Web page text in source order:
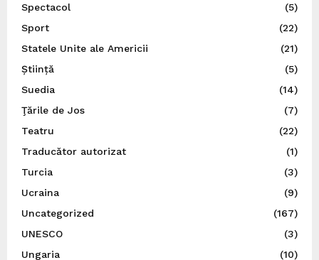
Spectacol
(5)
Sport
(22)
Statele Unite ale Americii
(21)
Știință
(5)
Suedia
(14)
Ţările de Jos
(7)
Teatru
(22)
Traducător autorizat
(1)
Turcia
(3)
Ucraina
(9)
Uncategorized
(167)
UNESCO
(3)
Ungaria
(10)